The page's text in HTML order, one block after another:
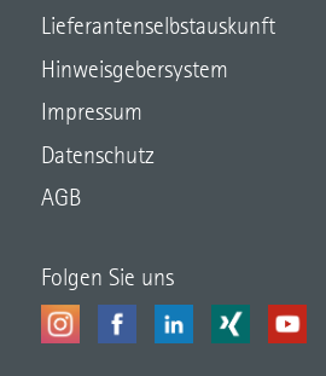
Lieferantenselbstauskunft
Hinweisgebersystem
Impressum
Datenschutz
AGB
Folgen Sie uns